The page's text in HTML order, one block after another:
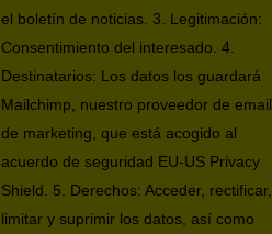
el boletín de noticias. 3. Legitimación:
Consentimiento del interesado. 4.
Destinatarios: Los datos los guardará
Mailchimp, nuestro proveedor de email
de marketing, que está acogido al
acuerdo de seguridad EU-US Privacy
Shield. 5. Derechos: Acceder, rectificar,
limitar y suprimir los datos, así como